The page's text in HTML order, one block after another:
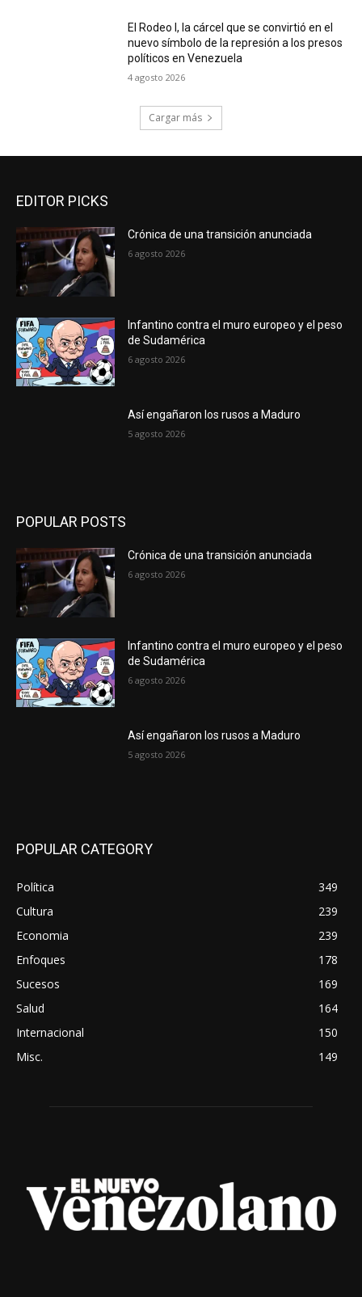
El Rodeo I, la cárcel que se convirtió en el
nuevo símbolo de la represión a los presos
políticos en Venezuela
4 agosto 2026
Cargar más
EDITOR PICKS
Crónica de una transición anunciada
6 agosto 2026
Infantino contra el muro europeo y el peso
de Sudamérica
6 agosto 2026
Así engañaron los rusos a Maduro
5 agosto 2026
POPULAR POSTS
Crónica de una transición anunciada
6 agosto 2026
Infantino contra el muro europeo y el peso
de Sudamérica
6 agosto 2026
Así engañaron los rusos a Maduro
5 agosto 2026
POPULAR CATEGORY
Política
349
Cultura
239
Economia
239
Enfoques
178
Sucesos
169
Salud
164
Internacional
150
Misc.
149